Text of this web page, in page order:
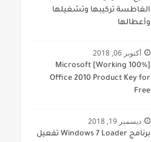
الغاطسة تركيبها وتشغيلها
وأعطالها
أكتوبر 06, 2018
[100% Working] Microsoft
Office 2010 Product Key for
Free
ديسمبر 19, 2018
برنامج Windows 7 Loader تفعيل